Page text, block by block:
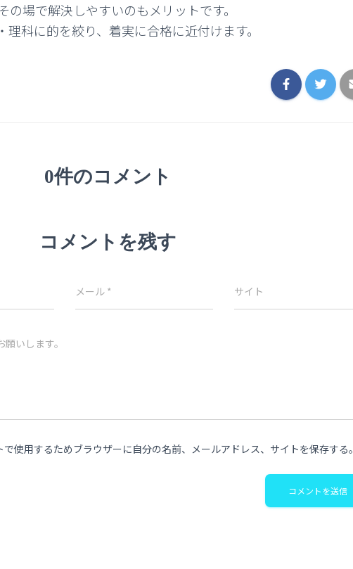
場で解決しやすいのもメリットです。
科に的を絞り、着実に合格に近付けます。
0件のコメント
コメントを残す
メール * サイト
いします。
使用するためブラウザーに自分の名前、メールアドレス、サイトを保存する。